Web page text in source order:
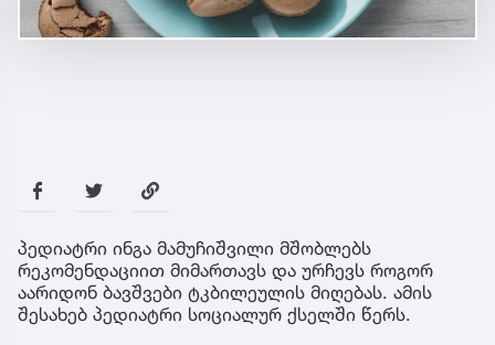
პედიატრი ინგა მამუჩიშვილი მშობლებს
რეკომენდაციით მიმართავს და ურჩევს როგორ
აარიდონ ბავშვები ტკბილეულის მიღებას. ამის
შესახებ პედიატრი სოციალურ ქსელში წერს.